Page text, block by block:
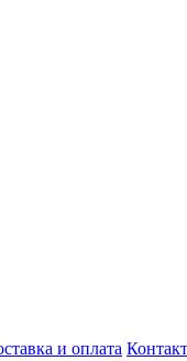
и оплата